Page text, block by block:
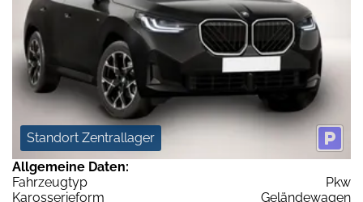
Standort Zentrallager
Allgemeine Daten:
Fahrzeugtyp
Pkw
Karosserieform
Geländewagen